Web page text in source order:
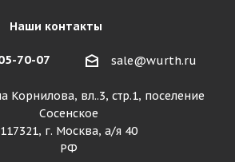
Наши контакты
70-07 sale@wurth.ru
Корнилова, вл..3, стр.1, поселение
Сосенское
117321, г. Москва, а/я 40
РФ